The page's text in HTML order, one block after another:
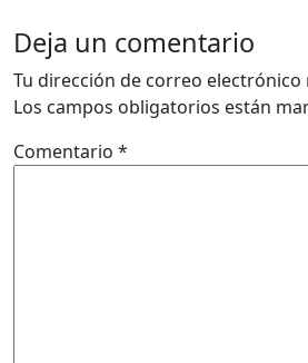
Deja un comentario
Tu dirección de correo electrónico
Los campos obligatorios están
Comentario *